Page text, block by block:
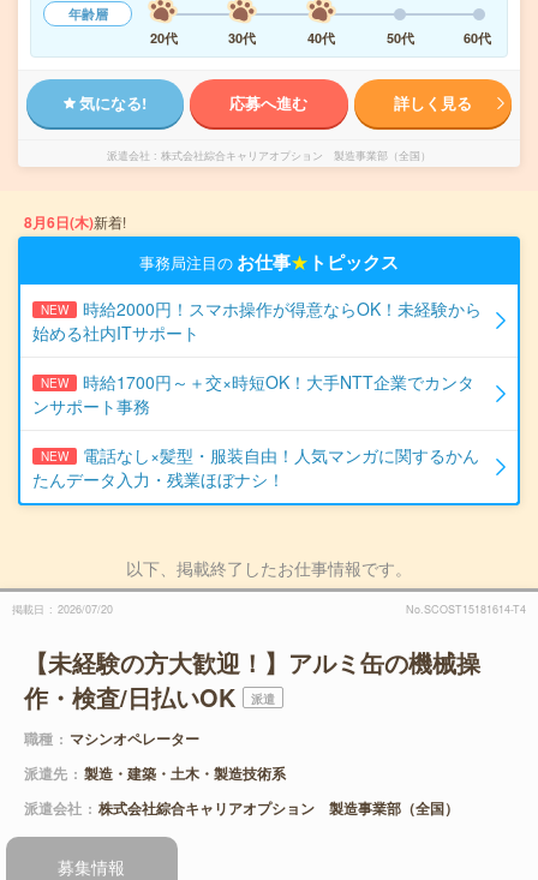
年齢層
20代
30代 40代 50代 60代
気になる! 応募へ進む 詳しく見る
派遣会社 株式会社綜合キャリアオプション 製造事業部（全国）
8月6日(木)新着!
事務局注目の お仕事★ トピックス
NEW
時給2000円！スマホ操作が得意ならOK！未経験から
始める社内ITサポート
NEW
時給1700円～＋交×時短OK！大手NTT企業でカンタ
ンサポート事務
NEW
電話なし×髪型・服装自由！人気マンガに関するかん
たんデータ入力・残業ほぼナシ！
以下、掲載終了したお仕事情報です。
掲載日 2026/07/20 No.SCOST15181614-T4
【未経験の方大歓迎！】アルミ缶の機械操
作・検査/日払いOK
派遣
職種
マシンオペレーター
派遣先
製造・建築・土木・製造技術系
派遣会社
株式会社綜合キャリアオプション 製造事業部（全国）
募集情報